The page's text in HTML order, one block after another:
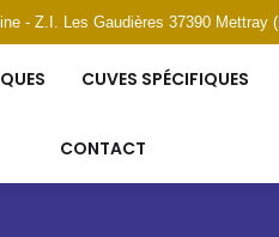
- Z.I. Les Gaudières 37390 Mettray
CUVES SPÉCIFIQUES
CONTACT
CUVES
ESCALIERS ET GARDE-CORPS